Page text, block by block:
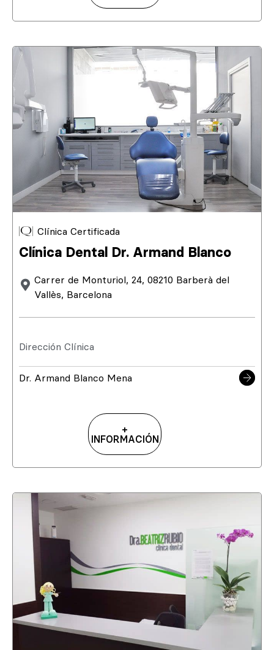
Clínica Certificada
Clínica Dental Dr. Armand Blanco
Carrer de Monturiol, 24, 08210 Barberà del
Vallès, Barcelona
Dirección Clínica
Dr. Armand Blanco Mena
+
INFORMACIÓN